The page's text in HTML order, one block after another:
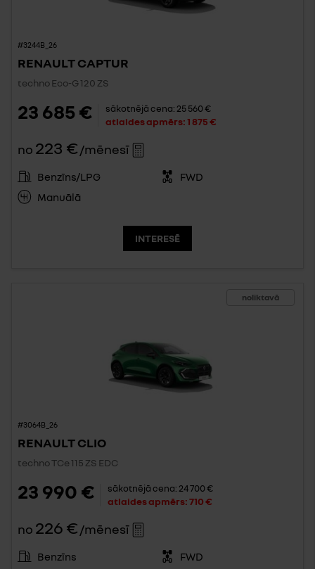
#3244B_26
RENAULT CAPTUR
techno Eco-G 120 ZS
23 685 € sākotnējā cena: 25 560 €
atlaides apmērs: 1 875 €
no 223 € /mēnesī
Benzīns/LPG
FWD
Manuālā
INTERESĒ
noliktavā
#3064B_26
RENAULT CLIO
techno TCe 115 ZS EDC
23 990 € sākotnējā cena: 24 700 €
atlaides apmērs:710 €
no 226 € /mēnesī
Benzīns
FWD